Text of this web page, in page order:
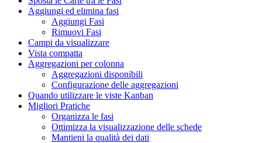
Aggiungi ed elimina fasi
Aggiungi Fasi
Rimuovi Fasi
Campi da visualizzare
Vista compatta
Aggregazioni per colonna
Aggregazioni disponibili
Configurazione delle aggregazioni
Quando utilizzare le viste Kanban
Migliori Pratiche
Organizza le fasi
Ottimizza la visualizzazione delle schede
Mantieni la qualità dei dati